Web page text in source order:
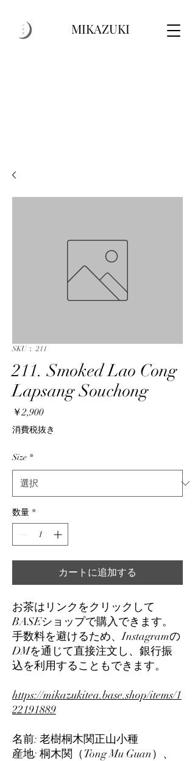
MIKAZUKI
SKU： 211
211. Smoked Lao Cong
Lapsang Souchong
￥2,900価
格
消費税抜き
Size *
数量 *
カートに追加する
お茶はリンクをクリックして
BASEショップで購入できます。
手数料を避けるため、Instagramの
DMを通じて直接注文し、銀行振
込を利用することもできます。
https://mikazukitea.base.shop/items/1
22191889
名前: 老樹桐木関正山小種
産地: 桐木関（Tong Mu Guan）、